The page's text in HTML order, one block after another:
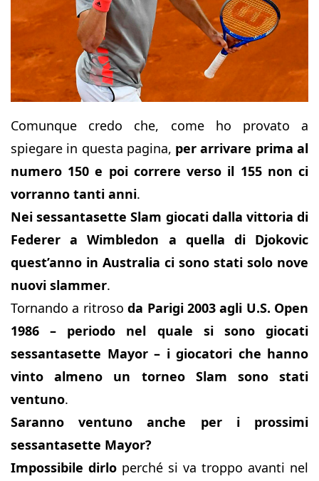
Comunque credo che, come ho provato a
spiegare in questa pagina, per arrivare prima al
numero 150 e poi correre verso il 155 non ci
vorranno tanti anni.
Nei sessantasette Slam giocati dalla vittoria di
Federer a Wimbledon a quella di Djokovic
quest’anno in Australia ci sono stati solo nove
nuovi slammer.
Tornando a ritroso da Parigi 2003 agli U.S. Open
1986 – periodo nel quale si sono giocati
sessantasette Mayor – i giocatori che hanno
vinto almeno un torneo Slam sono stati
ventuno.
Saranno ventuno anche per i prossimi
sessantasette Mayor?
Impossibile dirlo perché si va troppo avanti nel